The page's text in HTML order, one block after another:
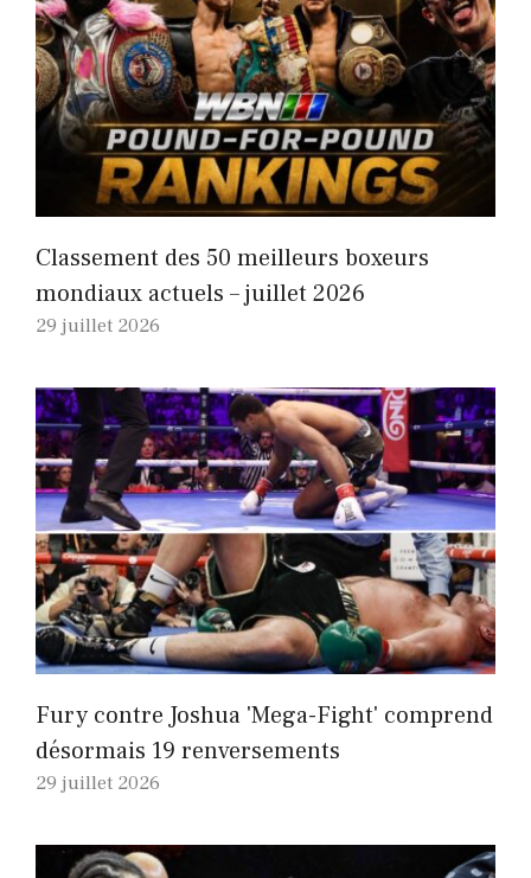
Classement des 50 meilleurs boxeurs
mondiaux actuels – juillet 2026
29 juillet 2026
Fury contre Joshua 'Mega-Fight' comprend
désormais 19 renversements
29 juillet 2026